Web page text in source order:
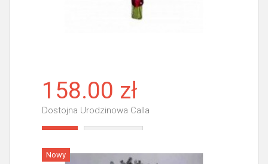
158.00 zł
Dostojna Urodzinowa Calla
Nowy